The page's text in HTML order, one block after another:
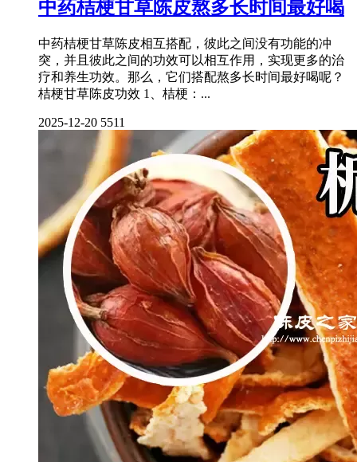
中药桔梗甘草陈皮熬多长时间最好喝
中药桔梗甘草陈皮相互搭配，彼此之间没有功能的冲
突，并且彼此之间的功效可以相互作用，实现更多的治
疗和养生功效。那么，它们搭配熬多长时间最好喝呢？
桔梗甘草陈皮功效 1、桔梗：...
2025-12-20 5511